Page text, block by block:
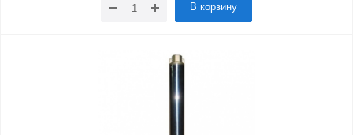
В корзину